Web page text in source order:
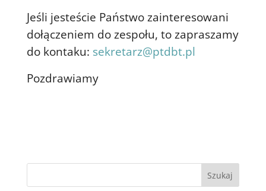
Jeśli jesteście Państwo zainteresowani
dołączeniem do zespołu, to zapraszamy
do kontaku: sekretarz@ptdbt.pl
Pozdrawiamy